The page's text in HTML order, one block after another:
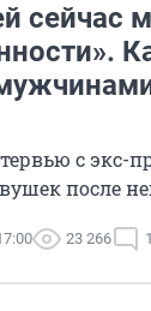
сейчас
с экс-
после
23 266